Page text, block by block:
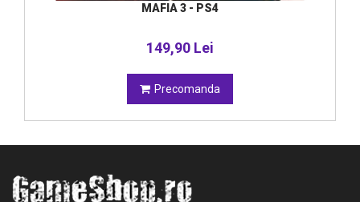
MAFIA 3 - PS4
149,90 Lei
Precomanda